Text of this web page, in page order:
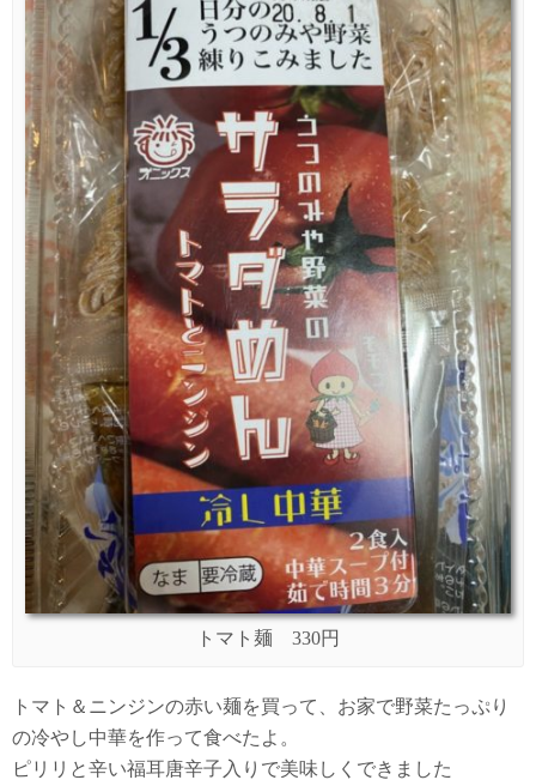
トマト麺 330円
トマト＆ニンジンの赤い麺を買って、お家で野菜たっぷり
の冷やし中華を作って食べたよ。
ピリリと辛い福耳唐辛子入りで美味しくできました